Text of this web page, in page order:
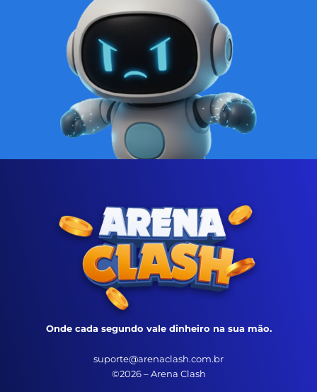
Onde cada segundo vale dinheiro na sua mão.
suporte@arenaclash.com.br
©2026 – Arena Clash